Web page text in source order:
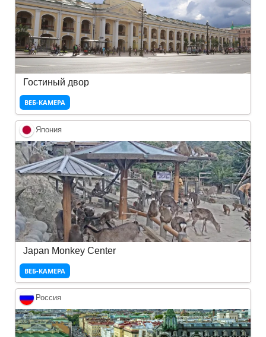
Гостиный двор
ВЕБ-КАМЕРА
Япония
Japan Monkey Center
ВЕБ-КАМЕРА
Россия